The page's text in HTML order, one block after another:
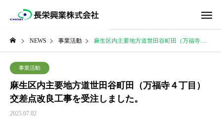
NEWS 事業活動 麻生区内主要地方道世田谷町田（万福寺４丁目）交差点改良工事を受注しました。
事業活動
麻生区内主要地方道世田谷町田（万福寺４丁目）
交差点改良工事を受注しました。
2025.07.02